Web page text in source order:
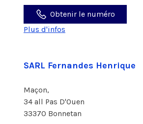
Obtenir le numéro
Plus d'infos
SARL Fernandes Henrique
Maçon,
34 all Pas D'Ouen
33370 Bonnetan